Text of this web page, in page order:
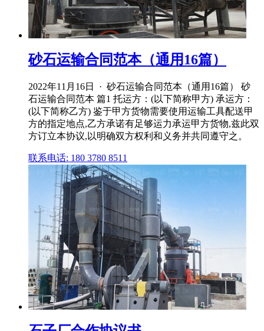
砂石运输合同范本（通用16篇）
2022年11月16日 · 砂石运输合同范本（通用16篇） 砂
石运输合同范本 篇1 托运方：(以下简称甲方) 承运方：
(以下简称乙方) 鉴于甲方货物需要使用运输工具配送甲
方的指定地点,乙方承诺有足够运力承运甲方货物,兹此双
方订立本协议,以明确双方权利和义务并共同遵守之。
联系电话: 180 3780 8511